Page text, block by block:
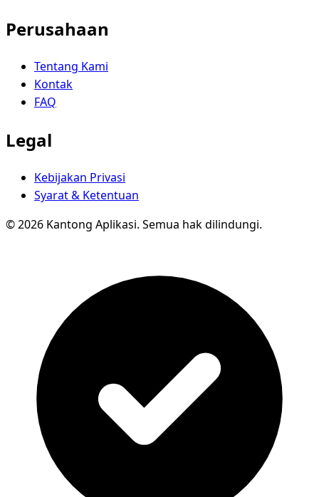
Perusahaan
Tentang Kami
Kontak
FAQ
Legal
Kebijakan Privasi
Syarat & Ketentuan
© 2026 Kantong Aplikasi. Semua hak dilindungi.